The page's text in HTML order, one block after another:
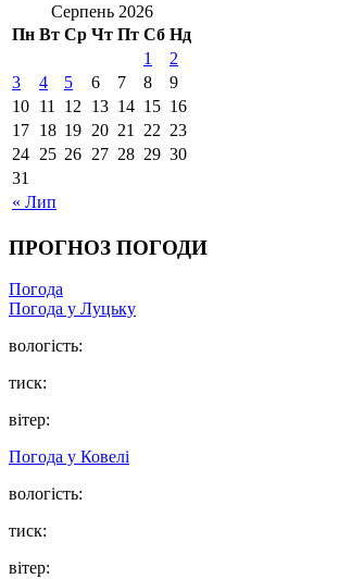
Серпень 2026
Пн Вт Ср Чт Пт Сб Нд
« Лип
1
2
3
4 5 6 7 8
9
10 11 12 13 14 15 16
17 18 19 20 21 22 23
24 25 26 27 28 29 30
31
ПРОГНОЗ ПОГОДИ
Погода
Погода у Луцьку
вологість:
тиск:
вітер:
Погода у Ковелі
вологість:
тиск:
вітер: